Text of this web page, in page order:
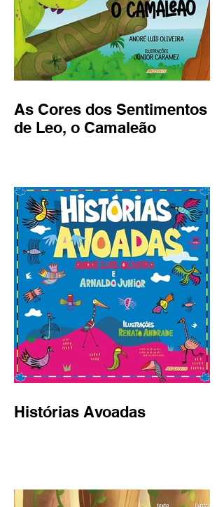
As Cores dos Sentimentos
de Leo, o Camaleão
Histórias Avoadas